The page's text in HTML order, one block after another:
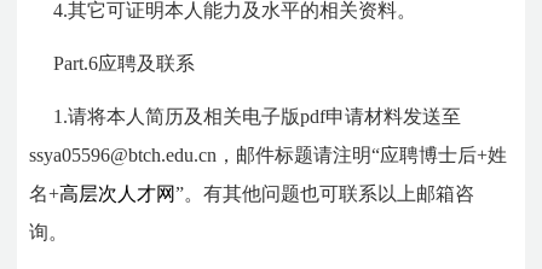
4.其它可证明本人能力及水平的相关资料。
Part.6应聘及联系
1.请将本人简历及相关电子版pdf申请材料发送至
ssya05596@btch.edu.cn，邮件标题请注明“应聘博士后+姓
名+高层次人才网”。有其他问题也可联系以上邮箱咨
询。